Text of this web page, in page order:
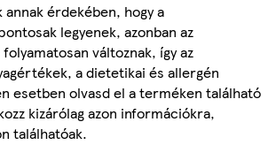
érdekében, hogy a
legyenek, azonban az
változnak, így az
a dietetikai és allergén
esetben olvasd el a terméken található
kizárólag azon információkra,
találhatóak.